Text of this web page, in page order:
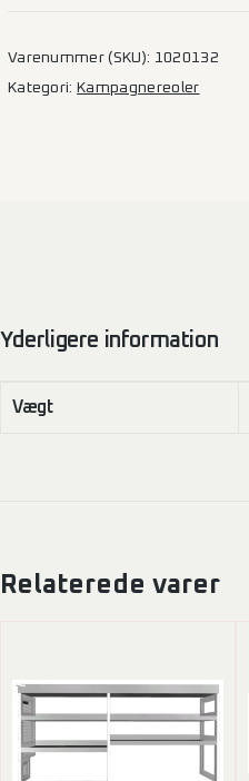
Varenummer (SKU): 1020132
Kategori:Kampagnereoler
Yderligere information
Vægt
Relaterede varer